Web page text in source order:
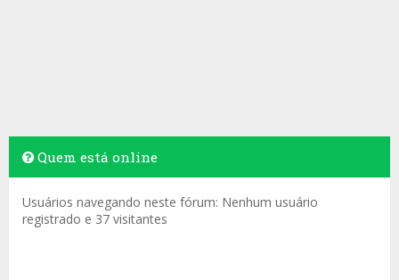
Quem está online
Usuários navegando neste fórum: Nenhum usuário
registrado e 37 visitantes